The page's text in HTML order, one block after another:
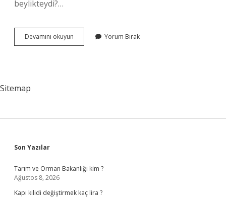
beylikteydi?…
Devamını okuyun
Ismi
Yorum Bırak
Sitemap
Sidebar
Son Yazılar
Tarım ve Orman Bakanlığı kim ?
Ağustos 8, 2026
Kapı kilidi değiştirmek kaç lira ?